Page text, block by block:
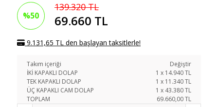
%50
139.320 TL
69.660 TL
9.131,65 TL den başlayan taksitlerle!
Takım içeriği
Değiştir
İKİ KAPAKLI DOLAP
1 x 14.940TL
TEK KAPAKLI DOLAP
1 x 11.340TL
ÜÇ KAPAKLI CAM DOLAP
1 x 43.380TL
TOPLAM
69.660,00 TL